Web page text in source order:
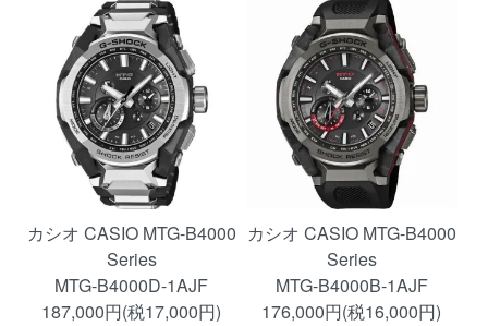
カシオ CASIO MTG-B4000
Series
MTG-B4000D-1AJF
187,000円(税17,000円)
カシオ CASIO MTG-B4000
Series
MTG-B4000B-1AJF
176,000円(税16,000円)